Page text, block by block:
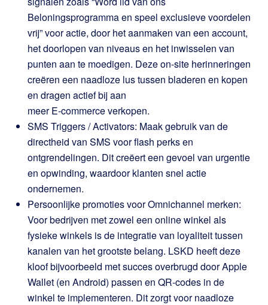
Beloningsprogramma en speel exclusieve voordelen
vrij” voor actie, door het aanmaken van een account,
het doorlopen van niveaus en het inwisselen van
punten aan te moedigen. Deze on-site herinneringen
creëren een naadloze lus tussen bladeren en kopen
en dragen actief bij aan
meer E-commerce verkopen.
SMS Triggers / Activators: Maak gebruik van de
directheid van SMS voor flash perks en
ontgrendelingen. Dit creëert een gevoel van urgentie
en opwinding, waardoor klanten snel actie
ondernemen.
Persoonlijke promoties voor Omnichannel merken:
Voor bedrijven met zowel een online winkel als
fysieke winkels is de integratie van loyaliteit tussen
kanalen van het grootste belang. LSKD heeft deze
kloof bijvoorbeeld met succes overbrugd door Apple
Wallet (en Android) passen en QR-codes in de
winkel te implementeren. Dit zorgt voor naadloze